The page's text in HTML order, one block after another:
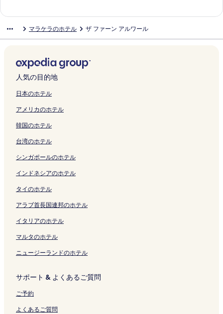
リ
ン
ジ
を
リ
ン
ク
ン
ク
リ
ン
の
ジ
を
開
く
ン
ペ
ー
開
く
リ
ン
リ
ン
の
ジ
を
開
く
ン
ペ
ー
開
く
リ
ン
の
ペ
を
開
く
リ
ク
の
ジ
を
開
く
ン
O
R
ペ
ー
ジ
を
く
ン
ク
h
s
o
t
C
n
v
e
n
i
n
e
n
t
r
の
ジ
を
開
く
i
a
g
の
ー
を
開
く
リ
ク
e
ー
ジ
を
開
リ
ク
c
o
n
O
A
w
r
の
ペ
ー
を
く
ン
ク
r
.
A
w
r
ペ
ー
ジ
を
く
ン
u
R
e
o
t
ペ
ー
ジ
を
く
ン
e
o
t
l
l
a
r
の
ペ
ジ
開
リ
ン
ク
d
k
a
,
l
a
r
の
ペ
ジ
開
リ
ン
ク
B
h
S
r
s
a
b
y
A
m
d
ペ
ー
ジ
を
く
ク
マラケラのホテル ザ ファーン アルワール
人気の目的地
日本のホテル
アメリカのホテル
韓国のホテル
台湾のホテル
シンガポールのホテル
インドネシアのホテル
タイのホテル
アラブ首長国連邦のホテル
イタリアのホテル
マルタのホテル
ニュージーランドのホテル
サポート & よくあるご質問
ご予約
よくあるご質問